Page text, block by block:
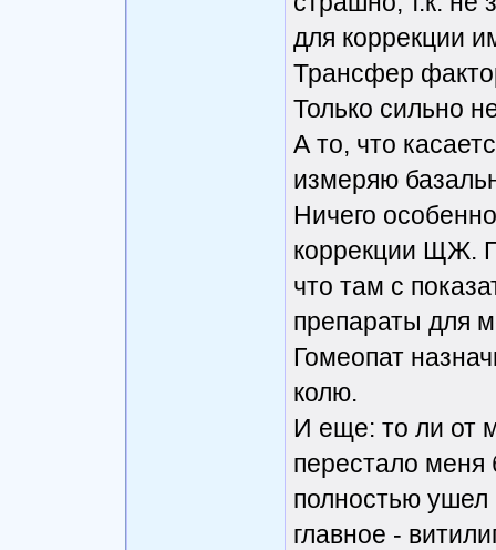
для коррекции
Трансфер
Только сильно
А то, что
измеряю
Ничего
коррекции ЩЖ.
что там с
препараты для
Гомеопат
колю.
И еще: то ли от
перестало меня
полностью
главное -